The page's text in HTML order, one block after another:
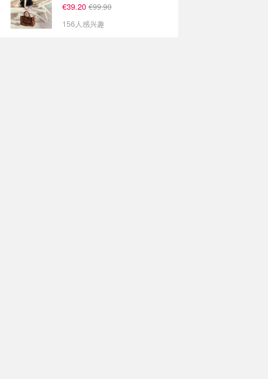
€39.20 €99.90
156人感兴趣